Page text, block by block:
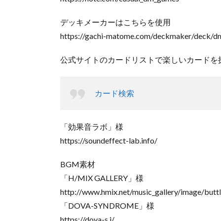
デッキメーカーはこちらを使用
https://gachi-matome.com/deckmaker/deck/
公式サイトのカードリストで楽しいカードを
カード検索
「効果音ラボ」様
https://soundeffect-lab.info/
BGM素材
「H/MIX GALLERY」様
http://www.hmix.net/music_gallery/image/
「DOVA-SYNDROME」様